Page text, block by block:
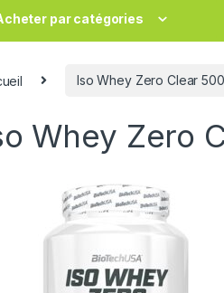
par catégories
Iso Whey Zero Clear
Whey Zero